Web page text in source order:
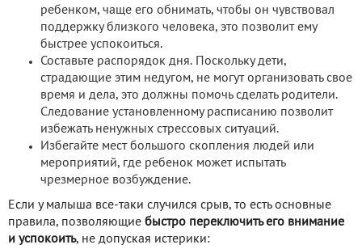
ребенком, чаще его обнимать, чтобы он чувствовал
поддержку близкого человека, это позволит ему
быстрее успокоиться.
Составьте распорядок дня. Поскольку дети,
страдающие этим недугом, не могут организовать свое
время и дела, это должны помочь сделать родители.
Следование установленному расписанию позволит
избежать ненужных стрессовых ситуаций.
Избегайте мест большого скопления людей или
мероприятий, где ребенок может испытать
чрезмерное возбуждение.
Если у малыша все-таки случился срыв, то есть основные
правила, позволяющие быстро переключить его внимание
и успокоить, не допуская истерики: